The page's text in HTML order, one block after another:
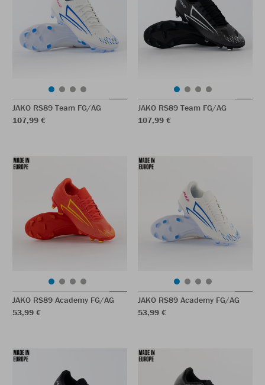
JAKO RS89 Team FG/AG
107,99 €
JAKO RS89 Team FG/AG
107,99 €
JAKO RS89 Academy FG/AG
53,99 €
JAKO RS89 Academy FG/AG
53,99 €